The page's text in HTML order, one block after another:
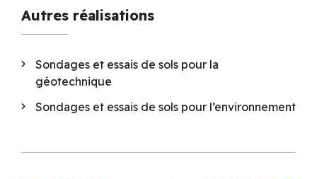
Autres réalisations
Sondages et essais de sols pour la
géotechnique
Sondages et essais de sols pour l’environnement